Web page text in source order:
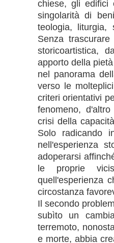
chiese, gli edifici
singolarità di
teologia, liturgia,
Senza
storicoartistica,
apporto della
nel panorama
verso le
criteri orientativi
fenomeno,
crisi della
Solo radicando
nell'esperienza
adoperarsi
le proprie
quell'esperienza
circostanza
Il secondo
subìto un
terremoto,
e morte, abbia